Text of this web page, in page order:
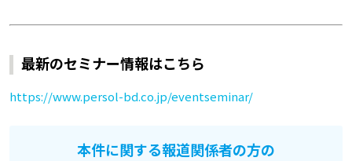
最新のセミナー情報はこちら
https://www.persol-bd.co.jp/eventseminar/
本件に関する報道関係者の方の